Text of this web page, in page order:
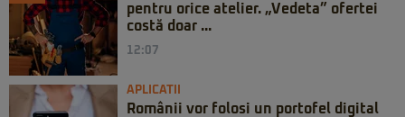
pentru orice atelier. „Vedeta” ofertei
costă doar ...
12:07
APLICATII
Românii vor folosi un portofel digital